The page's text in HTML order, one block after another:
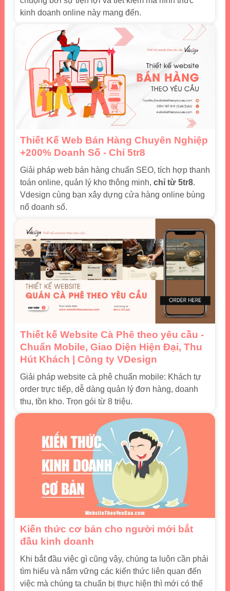
kinh doanh online này mang đến.
Thiết Kế Web Bán Hàng Chuyên Nghiệp
+200% Doanh Số - Chỉ 5tr8
Giải pháp web bán hàng chuẩn SEO, tích hợp thanh
toán online, quản lý kho thông minh, chỉ từ 5tr8.
Vdesign cùng bạn xây dựng cửa hàng online bùng
nổ doanh số.
Thiết kế Website Cà Phê theo yêu cầu -
Chuẩn Mobile, Giao Diện Hiện Đại, Thu
Hút Khách | Công ty VDesign
Giải pháp website cà phê chuẩn mobile: Khách tự
order trực tiếp, dễ dàng quản lý đơn hàng, doanh
thu, tồn kho. Trọn gói từ 8 triệu.
Kiến thức cơ bản cho người mới bắt
đầu kinh doanh
Khi bắt đầu việc gì cũng vậy, chúng ta luôn cần phải
tìm hiểu và nắm vững các kiến thức liên quan đến
việc mà chúng ta chuẩn bị thực hiện thì mới có thể